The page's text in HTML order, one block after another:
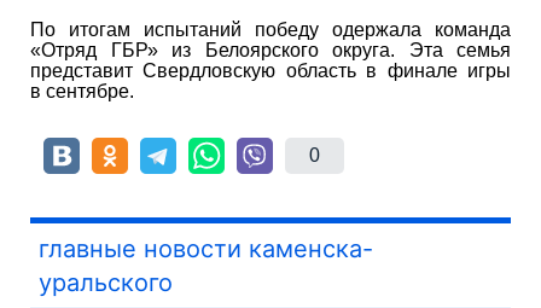
По итогам испытаний победу одержала команда
«Отряд ГБР» из Белоярского округа. Эта семья
представит Свердловскую область в финале игры
в сентябре.
0
главные новости каменска-
уральского